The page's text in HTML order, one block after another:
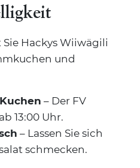
Hackys Wiiwägili
und
– Der FV
13:00 Uhr.
– Lassen Sie sich
schmecken.